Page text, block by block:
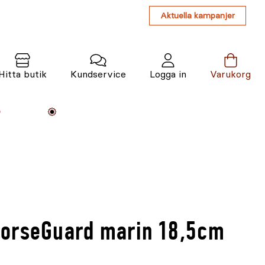
Aktuella kampanjer
butik Kundservice Logga in Varukorg
marin 18,5cm